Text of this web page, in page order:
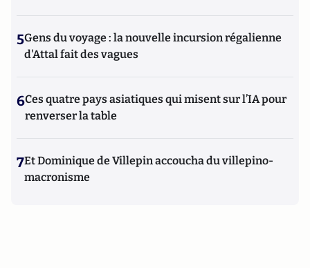
5Gens du voyage : la nouvelle incursion régalienne
d'Attal fait des vagues
6Ces quatre pays asiatiques qui misent sur l’IA pour
renverser la table
7Et Dominique de Villepin accoucha du villepino-
macronisme